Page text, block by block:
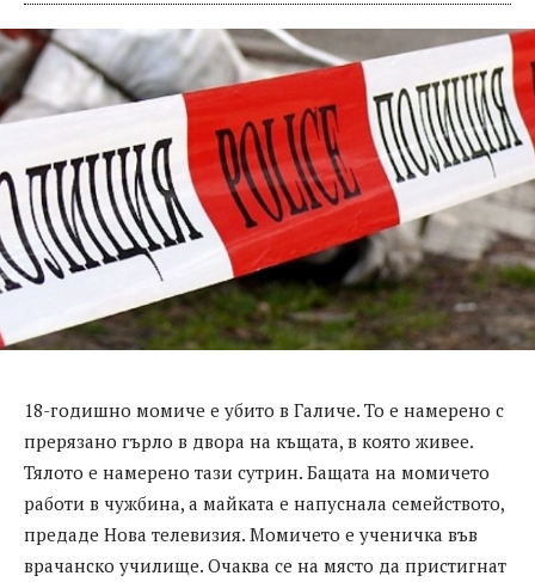
18-годишно момиче е убито в Галиче. То е намерено с
прерязано гърло в двора на къщата, в която живее.
Тялото е намерено тази сутрин. Бащата на момичето
работи в чужбина, а майката е напуснала семейството,
предаде Нова телевизия. Момичето е ученичка във
врачанско училище. Очаква се на място да пристигнат